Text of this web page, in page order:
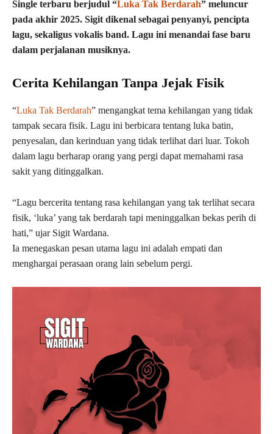
Single terbaru berjudul “Luka Tak Berdarah” meluncur
pada akhir 2025. Sigit dikenal sebagai penyanyi, pencipta
lagu, sekaligus vokalis band. Lagu ini menandai fase baru
dalam perjalanan musiknya.
Cerita Kehilangan Tanpa Jejak Fisik
“Luka Tak Berdarah” mengangkat tema kehilangan yang tidak
tampak secara fisik. Lagu ini berbicara tentang luka batin,
penyesalan, dan kerinduan yang tidak terlihat dari luar. Tokoh
dalam lagu berharap orang yang pergi dapat memahami rasa
sakit yang ditinggalkan.
“Lagu bercerita tentang rasa kehilangan yang tak terlihat secara
fisik, ‘luka’ yang tak berdarah tapi meninggalkan bekas perih di
hati,” ujar Sigit Wardana.
Ia menegaskan pesan utama lagu ini adalah empati dan
menghargai perasaan orang lain sebelum pergi.